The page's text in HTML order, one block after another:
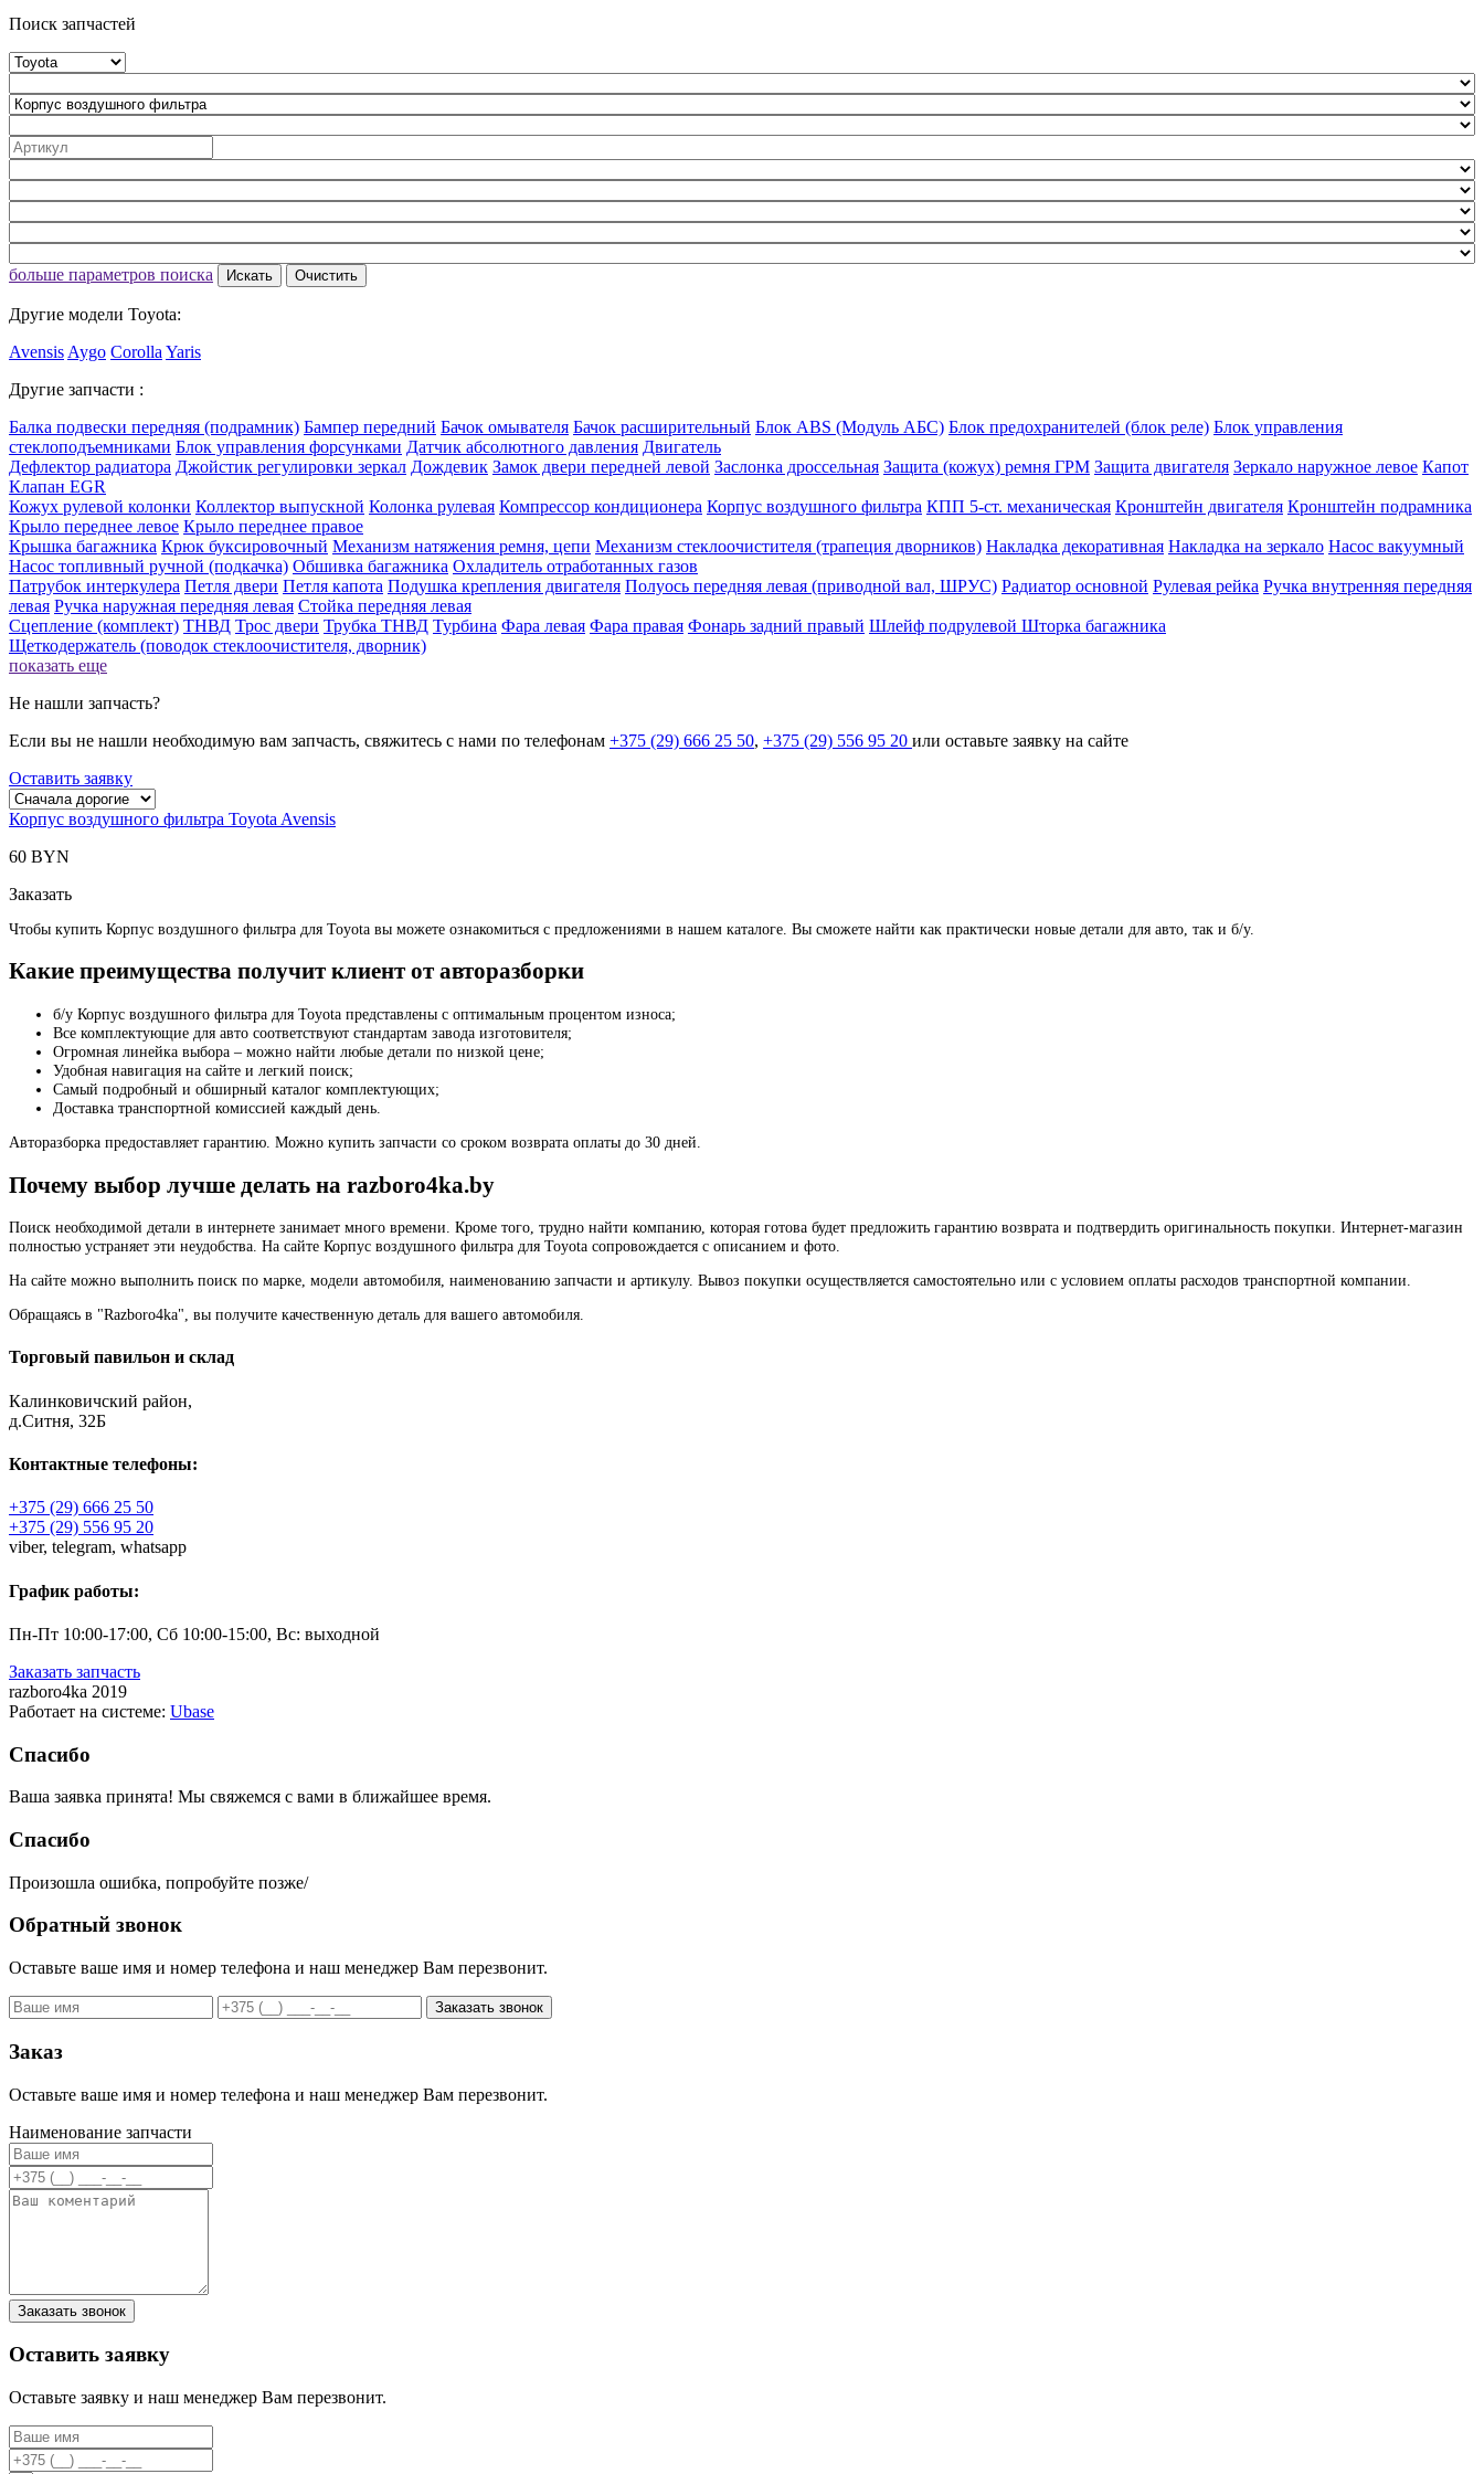
Поиск запчастей
больше параметров поиска Искать Очистить
Другие модели Toyota:
Avensis Aygo Corolla Yaris
Другие запчасти :
Балка подвески передняя (подрамник) Бампер передний Бачок омывателя Бачок расширительный Блок ABS (Модуль АБС) Блок предохранителей (блок реле) Блок управления
стеклоподъемниками Блок управления форсунками Датчик абсолютного давления Двигатель
Дефлектор радиатора Джойстик регулировки зеркал Дождевик Замок двери передней левой Заслонка дроссельная Защита (кожух) ремня ГРМ Защита двигателя Зеркало наружное левое Капот
Клапан EGR
Кожух рулевой колонки Коллектор выпускной Колонка рулевая Компрессор кондиционера Корпус воздушного фильтра КПП 5-ст. механическая Кронштейн двигателя Кронштейн подрамника
Крыло переднее левое Крыло переднее правое
Крышка багажника Крюк буксировочный Механизм натяжения ремня, цепи Механизм стеклоочистителя (трапеция дворников) Накладка декоративная Накладка на зеркало Насос вакуумный
Насос топливный ручной (подкачка) Обшивка багажника Охладитель отработанных газов
Патрубок интеркулера Петля двери Петля капота Подушка крепления двигателя Полуось передняя левая (приводной вал, ШРУС) Радиатор основной Рулевая рейка Ручка внутренняя передняя
левая Ручка наружная передняя левая Стойка передняя левая
Сцепление (комплект) ТНВД Трос двери Трубка ТНВД Турбина Фара левая Фара правая Фонарь задний правый Шлейф подрулевой Шторка багажника
Щеткодержатель (поводок стеклоочистителя, дворник)
показать еще
Не нашли запчасть?
Если вы не нашли необходимую вам запчасть, свяжитесь с нами по телефонам +375 (29) 666 25 50, +375 (29) 556 95 20 или оставьте заявку на сайте
Оставить заявку
Корпус воздушного фильтра Toyota Avensis
60 BYN
Заказать
Чтобы купить Корпус воздушного фильтра для Toyota вы можете ознакомиться с предложениями в нашем каталоге. Вы сможете найти как практически новые детали для авто, так и б/у.
Какие преимущества получит клиент от авторазборки
б/у Корпус воздушного фильтра для Toyota представлены с оптимальным процентом износа;
Все комплектующие для авто соответствуют стандартам завода изготовителя;
Огромная линейка выбора – можно найти любые детали по низкой цене;
Удобная навигация на сайте и легкий поиск;
Самый подробный и обширный каталог комплектующих;
Доставка транспортной комиссией каждый день.
Авторазборка предоставляет гарантию. Можно купить запчасти со сроком возврата оплаты до 30 дней.
Почему выбор лучше делать на razboro4ka.by
Поиск необходимой детали в интернете занимает много времени. Кроме того, трудно найти компанию, которая готова будет предложить гарантию возврата и подтвердить оригинальность покупки. Интернет-магазин
полностью устраняет эти неудобства. На сайте Корпус воздушного фильтра для Toyota сопровождается с описанием и фото.
На сайте можно выполнить поиск по марке, модели автомобиля, наименованию запчасти и артикулу. Вывоз покупки осуществляется самостоятельно или с условием оплаты расходов транспортной компании.
Обращаясь в "Razboro4ka", вы получите качественную деталь для вашего автомобиля.
Торговый павильон и склад
Калинковичский район,
д.Ситня, 32Б
Контактные телефоны:
+375 (29) 666 25 50
+375 (29) 556 95 20
viber, telegram, whatsapp
График работы:
Пн-Пт 10:00-17:00, Сб 10:00-15:00, Вс: выходной
Заказать запчасть
razboro4ka 2019
Работает на системе: Ubase
Спасибо
Ваша заявка принята! Мы свяжемся с вами в ближайшее время.
Спасибо
Произошла ошибка, попробуйте позже/
Обратный звонок
Оставьте ваше имя и номер телефона и наш менеджер Вам перезвонит.
Заказать звонок
Заказ
Оставьте ваше имя и номер телефона и наш менеджер Вам перезвонит.
Наименование запчасти
Заказать звонок
Оставить заявку
Оставьте заявку и наш менеджер Вам перезвонит.